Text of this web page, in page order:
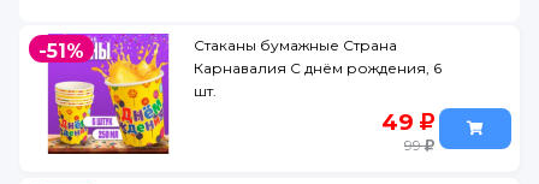
-51%
Стаканы бумажные Страна
Карнавалия С днём рождения, 6
шт.
49
99